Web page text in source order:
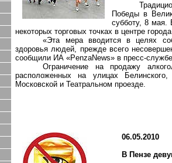
Победы в
субботу, 8 мая.
некоторых торговых точках в центре
«Эта мера вводится в целях
здоровья людей, прежде всего
сообщили ИА «PenzaNews» в пресс-
Ограничение на продажу
расположенных на улицах
Московской и Театральном проезде.
06.05.2010
В Пензе